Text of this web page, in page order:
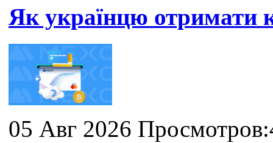
Як українцю отримати
05 Авг 2026